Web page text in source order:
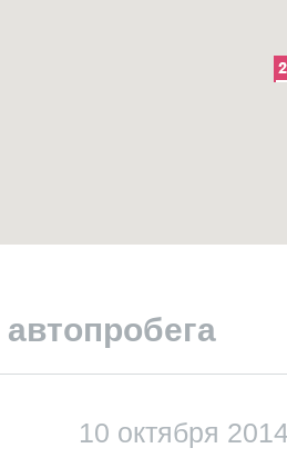
автопробега
10 октября